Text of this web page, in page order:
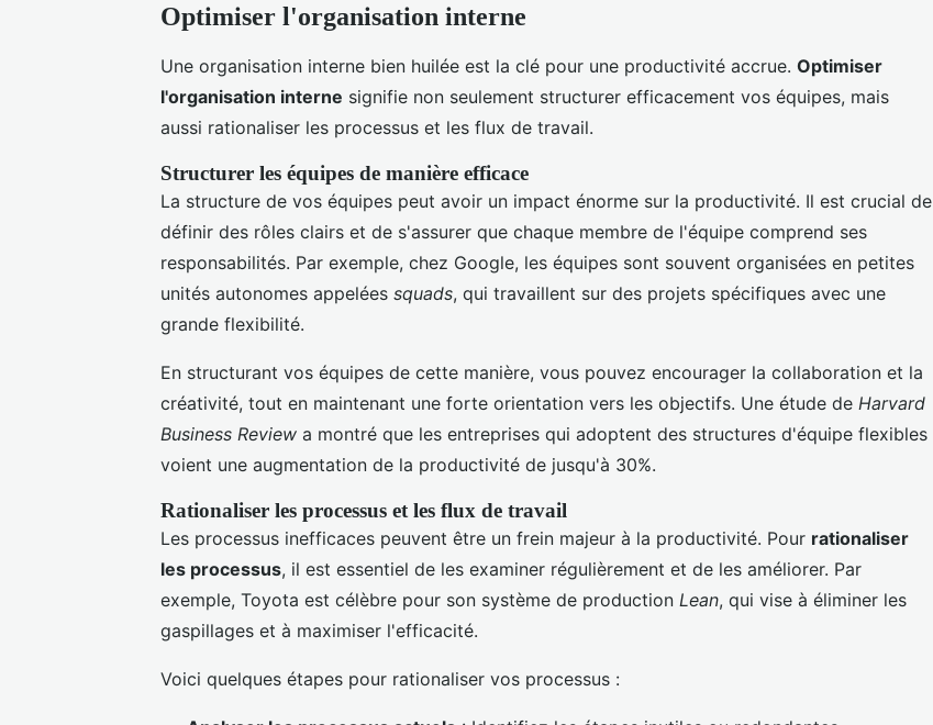
Optimiser l'organisation interne
Une organisation interne bien huilée est la clé pour une productivité accrue. Optimiser
l'organisation interne signifie non seulement structurer efficacement vos équipes, mais
aussi rationaliser les processus et les flux de travail.
Structurer les équipes de manière efficace
La structure de vos équipes peut avoir un impact énorme sur la productivité. Il est crucial de
définir des rôles clairs et de s'assurer que chaque membre de l'équipe comprend ses
responsabilités. Par exemple, chez Google, les équipes sont souvent organisées en petites
unités autonomes appelées squads, qui travaillent sur des projets spécifiques avec une
grande flexibilité.
En structurant vos équipes de cette manière, vous pouvez encourager la collaboration et la
créativité, tout en maintenant une forte orientation vers les objectifs. Une étude de Harvard
Business Review a montré que les entreprises qui adoptent des structures d'équipe flexibles
voient une augmentation de la productivité de jusqu'à 30%.
Rationaliser les processus et les flux de travail
Les processus inefficaces peuvent être un frein majeur à la productivité. Pour rationaliser
les processus, il est essentiel de les examiner régulièrement et de les améliorer. Par
exemple, Toyota est célèbre pour son système de production Lean, qui vise à éliminer les
gaspillages et à maximiser l'efficacité.
Voici quelques étapes pour rationaliser vos processus :